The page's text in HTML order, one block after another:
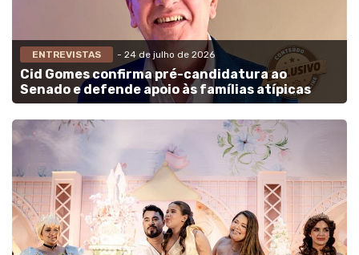
ENTREVISTAS - 24 de julho de 2026
Cid Gomes confirma pré-candidatura ao
Senado e defende apoio às famílias atípicas